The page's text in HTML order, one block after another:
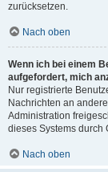
zurücksetzen.
Nach oben
Wenn ich bei einem
aufgefordert, mich
Nur registrierte
Nachrichten an
Administration
dieses Systems durch
Nach oben